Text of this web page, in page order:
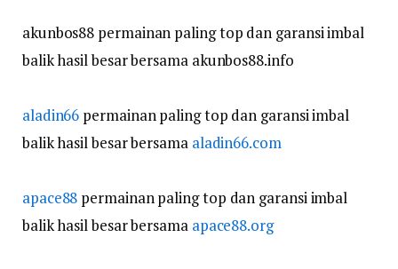
akunbos88 permainan paling top dan garansi imbal
balik hasil besar bersama akunbos88.info
aladin66 permainan paling top dan garansi imbal
balik hasil besar bersama aladin66.com
apace88 permainan paling top dan garansi imbal
balik hasil besar bersama apace88.org